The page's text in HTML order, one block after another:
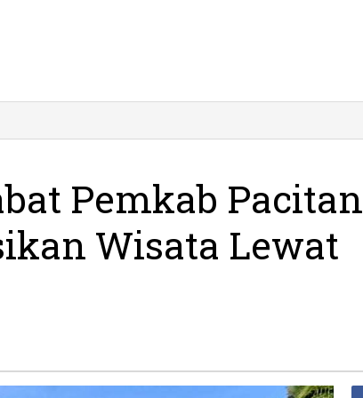
Pemkab Pacitan
Wisata Lewat